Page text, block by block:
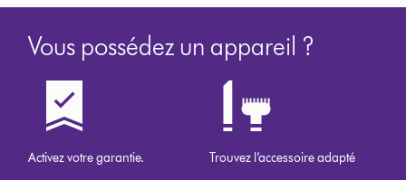
Vous possédez un appareil ?
Activez votre garantie. Trouvez l’accessoire adapté